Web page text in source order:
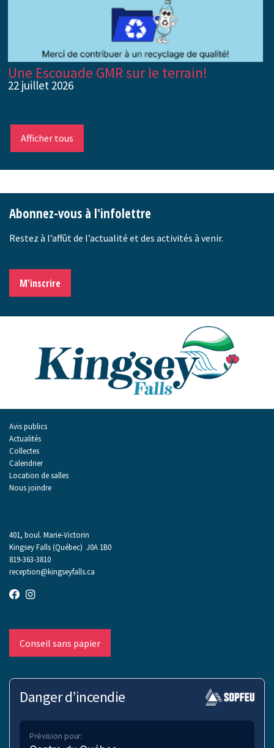
Une Escouade GMR sur le terrain!
22 juillet 2026
Afficher tous
Abonnez-vous à l'infolettre
Restez à l’affût de l’actualité et des activités à venir.
M'inscrire
Avis publics
Actualités
Collectes
Calendrier
Location de salles
Nous joindre
401, boul. Marie-Victorin
Kingsey Falls (Québec) J0A 1B0
819-363-3810
reception@kingseyfalls.ca
Conseil sans papier
Danger d’incendie
Prévision pour: